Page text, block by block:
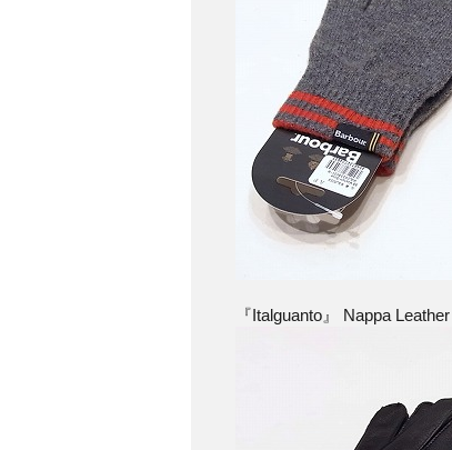
『Italguanto』 Nappa